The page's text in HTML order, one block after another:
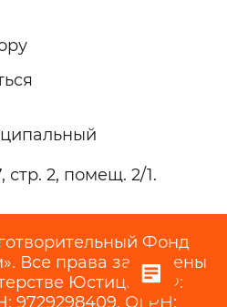
стр. 2, помещ. 2/1.
Фонд
Все права защищены
Юстиции РФ:
9729298409, ОГРН: